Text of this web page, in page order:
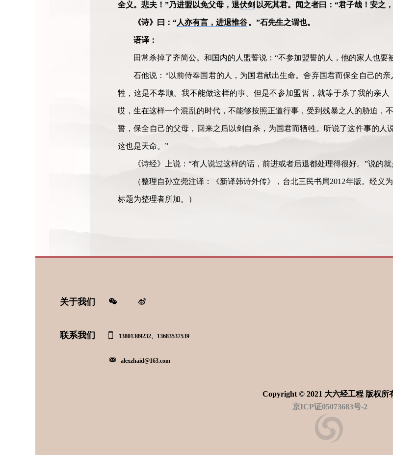
全义。悲夫！”乃进盟以免父母，退伏剑 以死其君。闻之者曰：“君子哉！安之
《诗》曰：“人亦有言，进退惟谷。”石先生之谓也。
语译：
田常杀掉了齐简公。和国内的人盟誓说：“不参加盟誓的人，他的家人也要
石他说：“以前侍奉国君的人，为国君献出生命。舍弃国君而保全自己的
牲，这是不孝顺。我不能做这样的事。但是不参加盟誓，就等于杀了我的亲人
哎，生在这样一个混乱的时代，不能够按照正道行事，受到残暴之人的胁迫，
誓，保全自己的父母，回来之后以剑自杀，为国君而牺牲。听说了这件事的人
这也是天命。”
《诗经》上说：“有人说过这样的话，前进或者后退都处理得很好。”说的就
（整理自孙立尧注译：《新译韩诗外传》，台北三民书局2012年版。经义
标题为整理者所加。）
关于我们
联系我们 13801309232、13683537539
alexzhaid@163.com
Copyright © 2021 大六经工程 版权所
京ICP证05073683号-2